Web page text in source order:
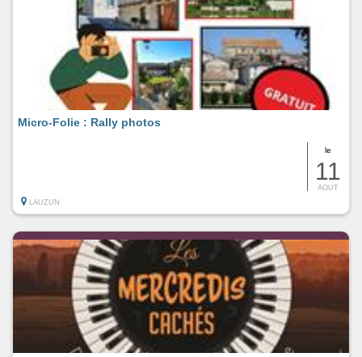
le
11
AOUT
Micro-Folie : Rally photos
LAUZUN